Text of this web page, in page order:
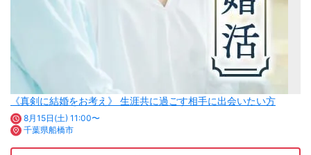
《真剣に結婚をお考え》 生涯共に過ごす相手に出会いたい方
8月15日(土) 11:00〜
千葉県船橋市